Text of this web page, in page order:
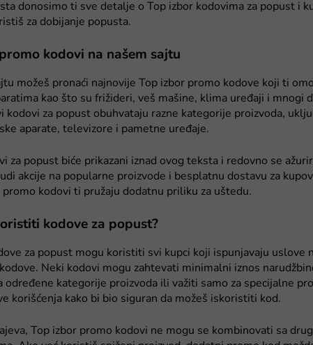
donosimo ti sve detalje o Top izbor kodovima za popust i
za dobijanje popusta.
kodovi na našem sajtu
možeš pronaći najnovije Top izbor promo kodove koji ti
kao što su frižideri, veš mašine, klima uređaji i mnogi
kodovi za popust obuhvataju razne kategorije proizvoda,
aparate, televizore i pametne uređaje.
za popust biće prikazani iznad ovog teksta i redovno se
akcije na popularne proizvode i besplatnu dostavu za
promo kodovi ti pružaju dodatnu priliku za uštedu.
kodove za popust?
za popust mogu koristiti svi kupci koji ispunjavaju uslove
Neki kodovi mogu zahtevati minimalni iznos
određene kategorije proizvoda ili važiti samo za specijalne
korišćenja kako bi bio siguran da možeš iskoristiti kod.
Top izbor promo kodovi ne mogu se kombinovati sa